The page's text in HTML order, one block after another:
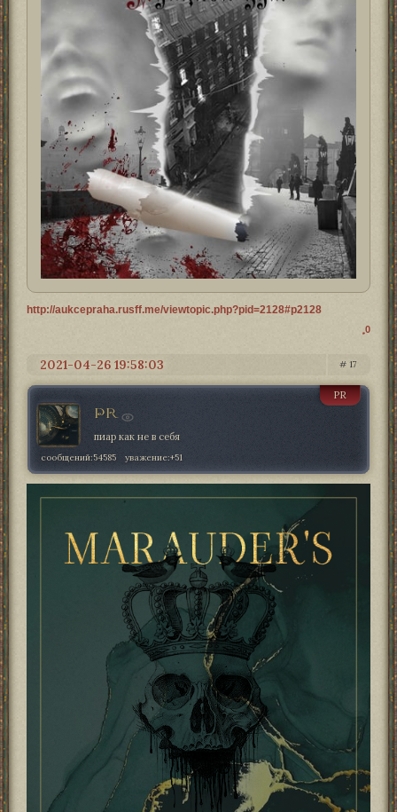
http://aukcepraha.rusff.me/viewtopic.php?pid=2128#p2128
0
17
2021-04-26 19:58:03
PR
PR
пиар как не в себя
сообщений:54585 уважение:+51